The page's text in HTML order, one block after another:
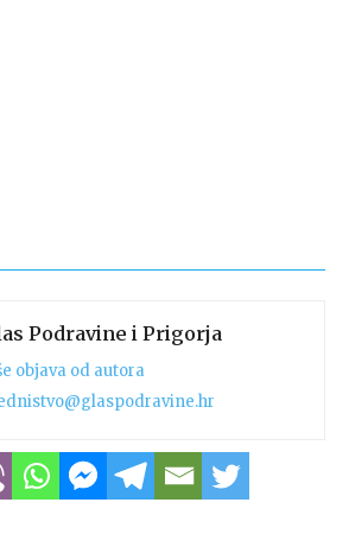
Podravine i Prigorja
objava od autora